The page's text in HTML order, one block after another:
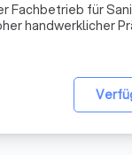
Fachbetrieb für
handwerklicher